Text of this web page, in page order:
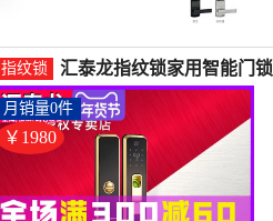
指纹锁
汇泰龙指纹锁家用智能门锁
电子刷卡锁酒店宾馆密码锁
防-指纹锁(hutlon汇泰龙佩娅
专卖店仅售1980元)
￥1980
月销量0件